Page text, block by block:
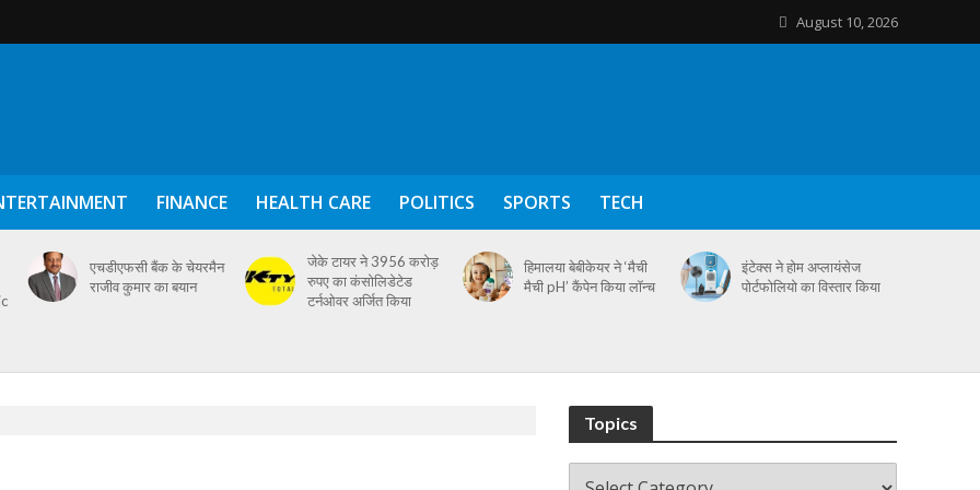
August 10, 2026
FINANCE HEALTH CARE POLITICS SPORTS TECH
एचडीएफसी बैंक के चेयरमैन
राजीव कुमार का बयान
जेके टायर ने 3956 करोड़
रुपए का कंसोलिडेटेड
टर्नओवर अर्जित किया
हिमालया बेबीकेयर ने ‘मैची
मैची pH’ कैंपेन किया लॉन्च
इंटेक्स ने होम अप्लायंसेज
पोर्टफोलियो का विस्तार किया
Topics